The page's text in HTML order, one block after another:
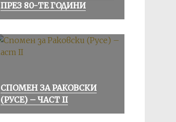
ПРЕЗ 80-ТЕ ГОДИНИ
СПОМЕН ЗА РАКОВСКИ
(РУСЕ) – ЧАСТ II